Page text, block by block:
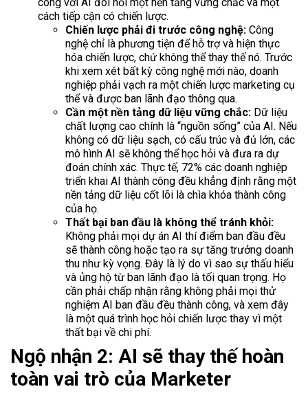
cách tiếp cận có chiến lược.
Chiến lược phải đi trước công nghệ: Công
nghệ chỉ là phương tiện để hỗ trợ và hiện thực
hóa chiến lược, chứ không thể thay thế nó. Trước
khi xem xét bất kỳ công nghệ mới nào, doanh
nghiệp phải vạch ra một chiến lược marketing cụ
thể và được ban lãnh đạo thông qua.
Cần một nền tảng dữ liệu vững chắc: Dữ liệu
chất lượng cao chính là “nguồn sống” của AI. Nếu
không có dữ liệu sạch, có cấu trúc và đủ lớn, các
mô hình AI sẽ không thể học hỏi và đưa ra dự
đoán chính xác. Thực tế, 72% các doanh nghiệp
triển khai AI thành công đều khẳng định rằng một
nền tảng dữ liệu cốt lõi là chìa khóa thành công
của họ.
Thất bại ban đầu là không thể tránh khỏi:
Không phải mọi dự án AI thí điểm ban đầu đều
sẽ thành công hoặc tạo ra sự tăng trưởng doanh
thu như kỳ vọng. Đây là lý do vì sao sự thấu hiểu
và ủng hộ từ ban lãnh đạo là tối quan trọng. Họ
cần phải chấp nhận rằng không phải mọi thử
nghiệm AI ban đầu đều thành công, và xem đây
là một quá trình học hỏi chiến lược thay vì một
thất bại về chi phí.
Ngộ nhận 2: AI sẽ thay thế hoàn
toàn vai trò của Marketer